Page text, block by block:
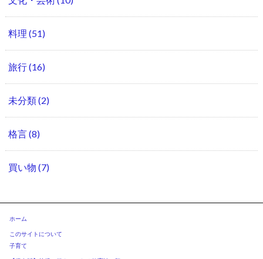
料理 (51)
旅行(16)
未分類(2)
格言(8)
買い物 (7)
ホーム
このサイトについて
子育て